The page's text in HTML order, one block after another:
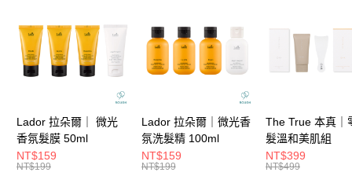
3 期 0 利率 每期NT$189
合作金庫商業銀行
第一商業銀行
華南商業銀行
彰化商業銀行
兆豐國際商業銀行
臺灣中小企業銀行
台中商業銀行
匯豐（台灣）商業銀行
華泰商業銀行
聯邦商業銀行
元大商業銀行
6 期 0 利率 每期 NT$94 21家銀行
合作金庫商業銀行
第一商業銀行
台北富邦商業銀行
國泰世華商業銀行
兆豐國際商業銀行
臺灣中小企業銀行
台中商業銀行
匯豐（台灣）商業銀行
聯邦商業銀行
超商取貨付款
Apple Pay
街口支付
Lador 拉朵爾｜ 微光
香氛髮膜 50ml
NT$159
NT$199
Lador 拉朵爾｜微光香
氛洗髮精 100ml
NT$159
NT$199
The True 本真｜
髮溫和美肌組
NT$399
NT$499